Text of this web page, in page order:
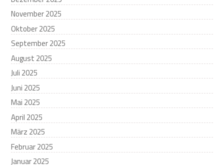
November 2025
Oktober 2025
September 2025
August 2025
Juli 2025
Juni 2025
Mai 2025
April 2025
März 2025
Februar 2025
Januar 2025